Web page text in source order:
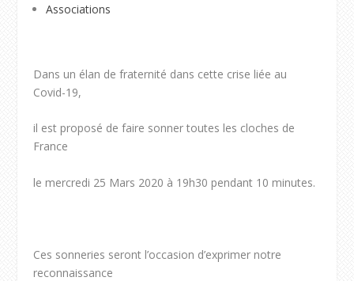
Associations
Dans un élan de fraternité dans cette crise liée au
Covid-19,
il est proposé de faire sonner toutes les cloches de
France
le mercredi 25 Mars 2020 à 19h30 pendant 10 minutes.
Ces sonneries seront l’occasion d’exprimer notre
reconnaissance